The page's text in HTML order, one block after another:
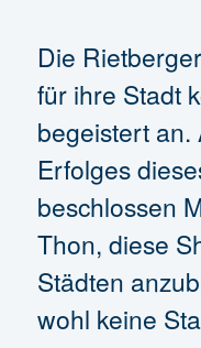
Die
für ihre Stadt
begeistert
Erfolges
beschlossen
Thon, diese
Städten
wohl keine